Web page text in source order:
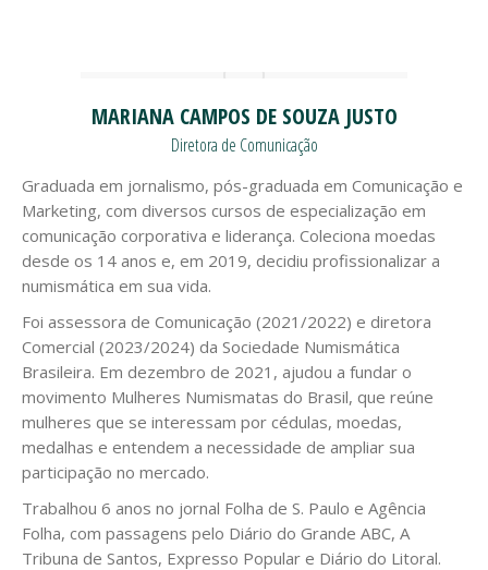
MARIANA CAMPOS DE SOUZA JUSTO
Diretora de Comunicação
Graduada em jornalismo, pós-graduada em Comunicação e
Marketing, com diversos cursos de especialização em
comunicação corporativa e liderança. Coleciona moedas
desde os 14 anos e, em 2019, decidiu profissionalizar a
numismática em sua vida.
Foi assessora de Comunicação (2021/2022) e diretora
Comercial (2023/2024) da Sociedade Numismática
Brasileira. Em dezembro de 2021, ajudou a fundar o
movimento Mulheres Numismatas do Brasil, que reúne
mulheres que se interessam por cédulas, moedas,
medalhas e entendem a necessidade de ampliar sua
participação no mercado.
Trabalhou 6 anos no jornal Folha de S. Paulo e Agência
Folha, com passagens pelo Diário do Grande ABC, A
Tribuna de Santos, Expresso Popular e Diário do Litoral.